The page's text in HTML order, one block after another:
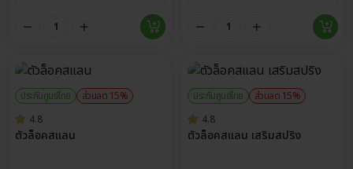
ประกันศูนย์ไทย
ส่วนลด 15%
4.8
ตัวล็อคสแลน
ประกันศูนย์ไทย
ส่วนลด 15%
4.8
ตัวล็อคสแลน เสริมสปริง